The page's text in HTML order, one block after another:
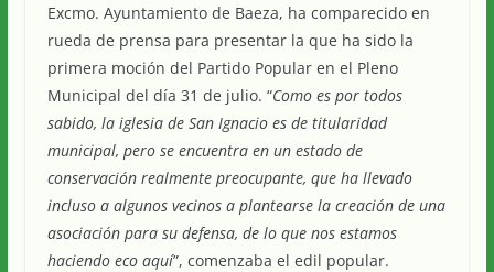
Excmo. Ayuntamiento de Baeza, ha comparecido en
rueda de prensa para presentar la que ha sido la
primera moción del Partido Popular en el Pleno
Municipal del día 31 de julio. “Como es por todos
sabido, la iglesia de San Ignacio es de titularidad
municipal, pero se encuentra en un estado de
conservación realmente preocupante, que ha llevado
incluso a algunos vecinos a plantearse la creación de una
asociación para su defensa, de lo que nos estamos
haciendo eco aquí”, comenzaba el edil popular.